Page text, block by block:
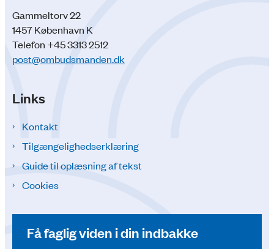
Gammeltorv 22
1457 København K
Telefon +45 3313 2512
post@ombudsmanden.dk
Links
Kontakt
Tilgængelighedserklæring
Guide til oplæsning af tekst
Cookies
Få faglig viden i din indbakke